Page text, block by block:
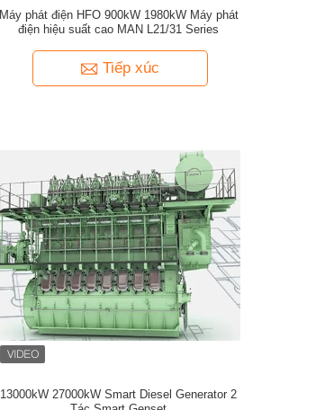
Máy phát điện HFO 900kW 1980kW Máy phát
điện hiệu suất cao MAN L21/31 Series
Tiếp xúc
13000kW 27000kW Smart Diesel Generator 2